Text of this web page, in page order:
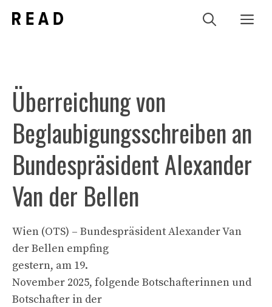
Inhalt
Überreichung von
Beglaubigungsschreiben an
Bundespräsident Alexander
Van der Bellen
Wien (OTS) – Bundespräsident Alexander Van
der Bellen empfing
gestern, am 19.
November 2025, folgende Botschafterinnen und
Botschafter in der